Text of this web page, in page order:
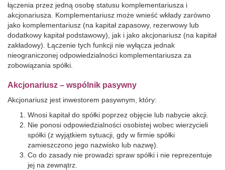
łączenia przez jedną osobę statusu komplementariusza i
akcjonariusza. Komplementariusz może wnieść wkłady zarówno
jako komplementariusz (na kapitał zapasowy, rezerwowy lub
dodatkowy kapitał podstawowy), jak i jako akcjonariusz (na kapitał
zakładowy). Łączenie tych funkcji nie wyłącza jednak
nieograniczonej odpowiedzialności komplementariusza za
zobowiązania spółki.
Akcjonariusz – wspólnik pasywny
Akcjonariusz jest inwestorem pasywnym, który:
Wnosi kapitał do spółki poprzez objęcie lub nabycie akcji.
Nie ponosi odpowiedzialności osobistej wobec wierzycieli
spółki (z wyjątkiem sytuacji, gdy w firmie spółki
zamieszczono jego nazwisko lub nazwę).
Co do zasady nie prowadzi spraw spółki i nie reprezentuje
jej na zewnątrz.